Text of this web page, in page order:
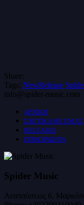
Share:
Tags: NewRelease
info@spider-music.com
ΑΡΧΙΚΗ
ΣΧΕΤΙΚΑ ΜΕ ΕΜΑΣ
RELEASES
ΕΠΙΚΟΙΝΩΝΙΑ
Spider Music
Αναπαύσεως 6,